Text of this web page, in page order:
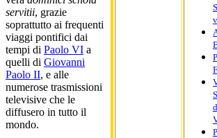
servitii, grazie
soprattutto ai frequenti
viaggi pontifici dai
tempi di Paolo VI a
quelli di Giovanni
Paolo II, e alle
numerose trasmissioni
televisive che le
diffusero in tutto il
mondo.